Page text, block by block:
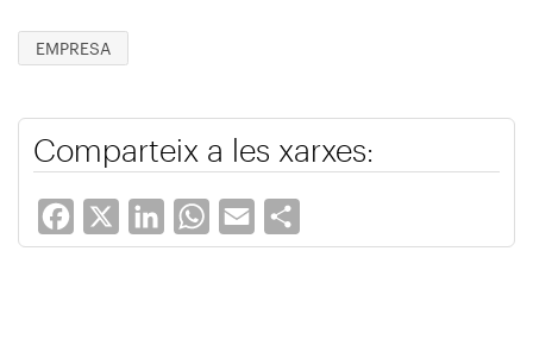
EMPRESA
Comparteix a les xarxes:
Facebook LinkedInWhatsApp
Email